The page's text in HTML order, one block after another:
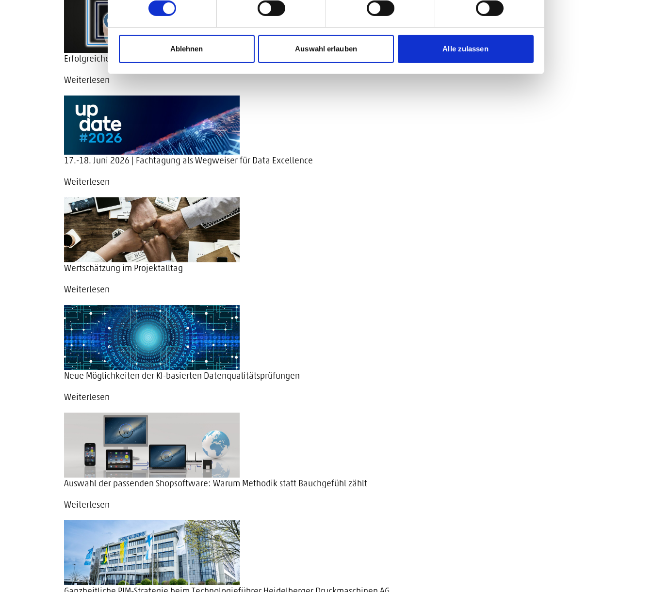
Ablehnen Auswahl erlauben Alle zulassen
Erfolgreiche Einführung von Stibo STEP
Weiterlesen
17.-18. Juni 2026 | Fachtagung als Wegweiser für Data Excellence
Weiterlesen
Wertschätzung im Projektalltag
Weiterlesen
Neue Möglichkeiten der KI-basierten Datenqualitätsprüfungen
Weiterlesen
Auswahl der passenden Shopsoftware: Warum Methodik statt Bauchgefühl zählt
Weiterlesen